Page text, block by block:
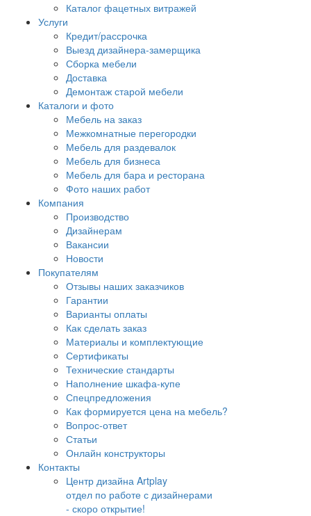
Каталог фацетных витражей
Услуги
Кредит/рассрочка
Выезд дизайнера-замерщика
Сборка мебели
Доставка
Демонтаж старой мебели
Каталоги и фото
Мебель на заказ
Межкомнатные перегородки
Мебель для раздевалок
Мебель для бизнеса
Мебель для бара и ресторана
Фото наших работ
Компания
Производство
Дизайнерам
Вакансии
Новости
Покупателям
Отзывы наших заказчиков
Гарантии
Варианты оплаты
Как сделать заказ
Материалы и комплектующие
Сертификаты
Технические стандарты
Наполнение шкафа-купе
Спецпредложения
Как формируется цена на мебель?
Вопрос-ответ
Статьи
Онлайн конструкторы
Контакты
Центр дизайна Artplay
отдел по работе с дизайнерами
- скоро открытие!